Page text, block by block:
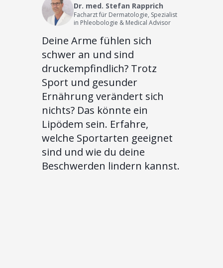
Dr. med. Stefan Rapprich
Facharzt für Dermatologie, Spezialist
in Phleobologie & Medical Advisor
Deine Arme fühlen sich
schwer an und sind
druckempfindlich? Trotz
Sport und gesunder
Ernährung verändert sich
nichts? Das könnte ein
Lipödem sein. Erfahre,
welche Sportarten geeignet
sind und wie du deine
Beschwerden lindern kannst.